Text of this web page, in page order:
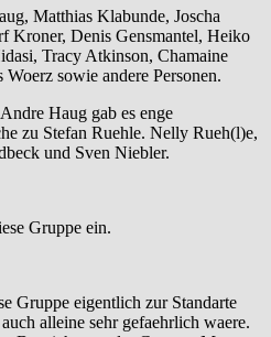
Matthias Klabunde, Joscha
Kroner, Denis Gensmantel, Heiko
Tracy Atkinson, Chamaine
sowie andere Personen.
Haug gab es enge
zu Stefan Ruehle. Nelly Rueh(l)e,
und Sven Niebler.
Gruppe ein.
Gruppe eigentlich zur Standarte
alleine sehr gefaehrlich waere.